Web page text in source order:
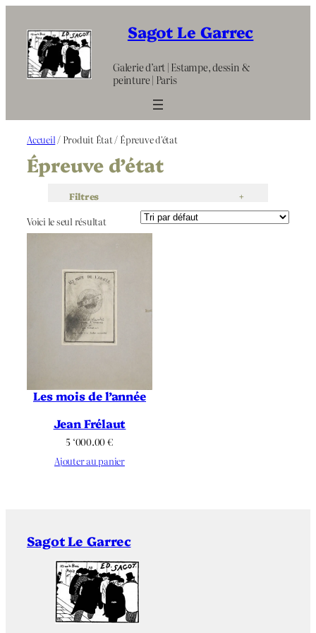
contenu
Sagot Le Garrec
Galerie d’art | Estampe, dessin &
peinture | Paris
Accueil / Produit État / Épreuve d'état
Épreuve d’état
Filtres +
Voici le seul résultat
Les mois de l’année
Jean Frélaut
5 ‘000.00€
Ajouter au panier
Sagot Le Garrec